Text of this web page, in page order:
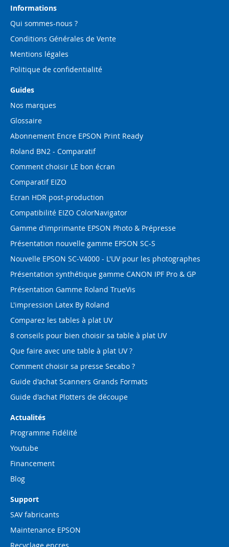
d’information
Informations
Qui sommes-nous ?
Conditions Générales de Vente
Mentions légales
Politique de confidentialité
Guides
Nos marques
Glossaire
Abonnement Encre EPSON Print Ready
Roland BN2 - Comparatif
Comment choisir LE bon écran
Comparatif EIZO
Ecran HDR post-production
Compatibilité EIZO ColorNavigator
Gamme d'imprimante EPSON Photo & Prépresse
Présentation nouvelle gamme EPSON SC-S
Nouvelle EPSON SC-V4000 - L'UV pour les photographes
Présentation synthétique gamme CANON IPF Pro & GP
Présentation Gamme Roland TrueVis
L'impression Latex By Roland
Comparez les tables à plat UV
8 conseils pour bien choisir sa table à plat UV
Que faire avec une table à plat UV ?
Comment choisir sa presse Secabo ?
Guide d'achat Scanners Grands Formats
Guide d'achat Plotters de découpe
Actualités
Programme Fidélité
Youtube
Financement
Blog
Support
SAV fabricants
Maintenance EPSON